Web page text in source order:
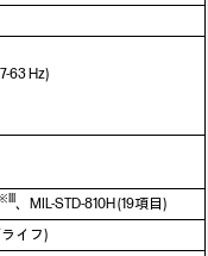
63 Hz)
、MIL-STD-810H (19項目)
イフ)